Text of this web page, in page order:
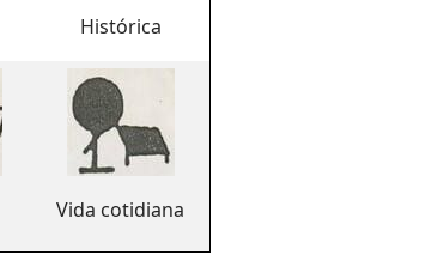
Histórica
Vida cotidiana